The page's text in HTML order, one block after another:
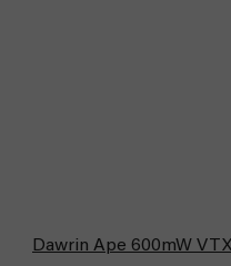
Dawrin Ape 600mW